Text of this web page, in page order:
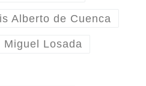
Alberto de Cuenca
Miguel Losada